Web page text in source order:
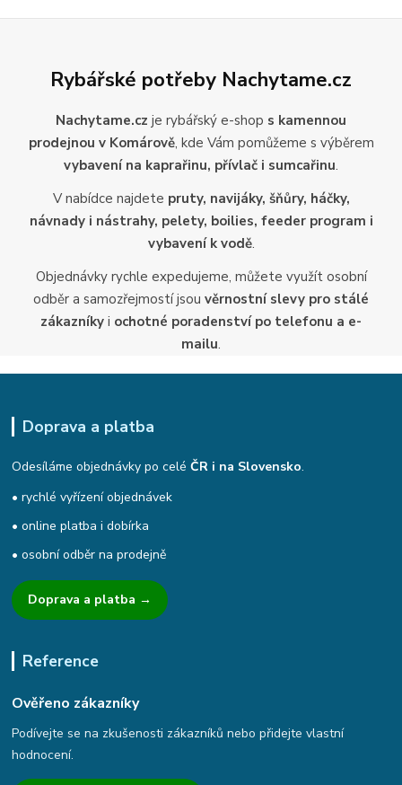
Rybářské potřeby Nachytame.cz
Nachytame.cz je rybářský e-shop s kamennou
prodejnou v Komárově, kde Vám pomůžeme s výběrem
vybavení na kaprařinu, přívlač i sumcařinu.
V nabídce najdete pruty, navijáky, šňůry, háčky,
návnady i nástrahy, pelety, boilies, feeder program i
vybavení k vodě.
Objednávky rychle expedujeme, můžete využít osobní
odběr a samozřejmostí jsou věrnostní slevy pro stálé
zákazníky i ochotné poradenství po telefonu a e-
mailu.
Doprava a platba
Odesíláme objednávky po celéČR i na Slovensko.
• rychlé vyřízení objednávek
• online platba i dobírka
• osobní odběr na prodejně
Doprava a platba →
Reference
Ověřeno zákazníky
Podívejte se na zkušenosti zákazníků nebo přidejte vlastní
hodnocení.